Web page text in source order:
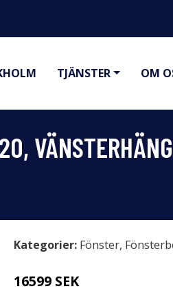
TJÄNSTER OM
Kategorier: Fönster,
16599 SEK